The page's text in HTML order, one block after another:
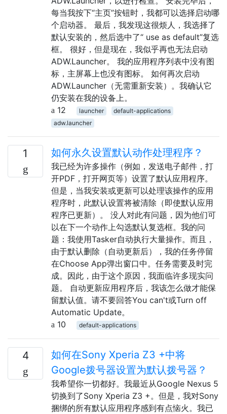
每当我按下“主页”按钮时，我都可以选择启动哪
个启动器。 最后，我发现这很烦人，我选择了
默认安装的，然后选中了“ use as default”复选
框。 很好，但是现在，我似乎再也无法启动
ADW.Launcher。 我的应用程序列表中没有图
标，主屏幕上也没有图标。 如何再次启动
ADW.Launcher（无需重新安装）。我确认它
仍安装在我的设备上。
12
launcher
default-applications
adw.launcher
1 如何永久设置默认动作处理程序？
我已经为许多操作（例如，发送电子邮件，打
开PDF，打开网页等）设置了默认应用程序。
但是，当我安装或更新可以处理该操作的应用
程序时，此默认设置将被清除（即使默认应用
程序已更新）。 没人对此有问题，因为他们可
以在下一个动作上勾选默认复选框。我的问
题：我使用Tasker自动执行大量操作。而且，
由于默认删除（自动更新后），我的任务停留
在Choose App弹出窗口中。任务需要及时完
成。因此，由于这个原因，我面临许多现实问
题。 自动更新应用程序后，我该怎么做才能保
留默认值。请不要回答You can't或Turn off
Automatic Update。
10
default-applications
4
如何在Sony Xperia Z3 +中将
Google拨号器设置为默认拨号器？
我希望你一切都好。我最近从Google Nexus 5
切换到了Sony Xperia Z3 +。但是，我对Sony
捆绑的所有默认应用程序感到有点恼火。我已